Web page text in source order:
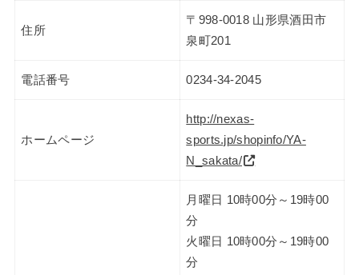
住所
〒998-0018 山形県酒田市
泉町201
電話番号 0234-34-2045
ホームページ
http://nexas-
sports.jp/shopinfo/YA-
N_sakata/
月曜日 10時00分～19時00
分
火曜日 10時00分～19時00
分